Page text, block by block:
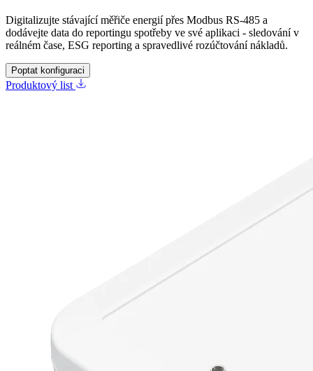
Digitalizujte stávající měřiče energií přes Modbus RS‑485 a
dodávejte data do reportingu spotřeby ve své aplikaci - sledování v
reálném čase, ESG reporting a spravedlivé rozúčtování nákladů.
Poptat konfiguraci
Produktový list